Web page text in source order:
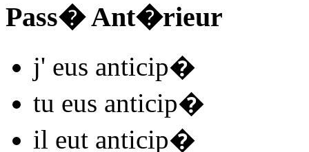
Pass� Ant�rieur
j' eus anticip�
tu eus anticip�
il eut anticip�